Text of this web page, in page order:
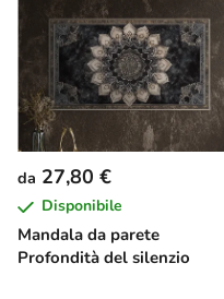
Mandala da parete
Profondità del silenzio
da 27,80 €
Disponibile